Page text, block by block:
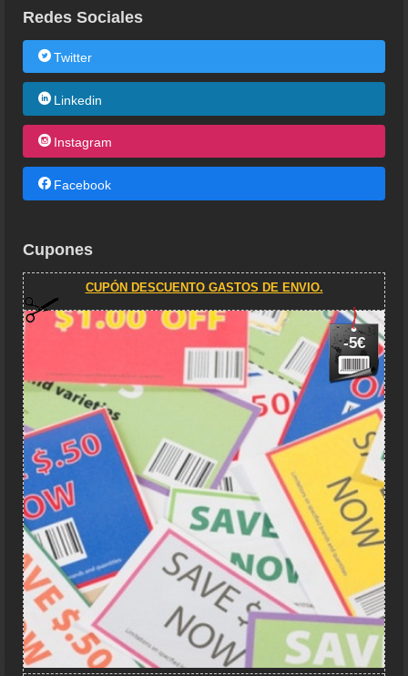
Redes Sociales
Twitter
Linkedin
Instagram
Facebook
Cupones
CUPÓN DESCUENTO GASTOS DE ENVIO.
-5€